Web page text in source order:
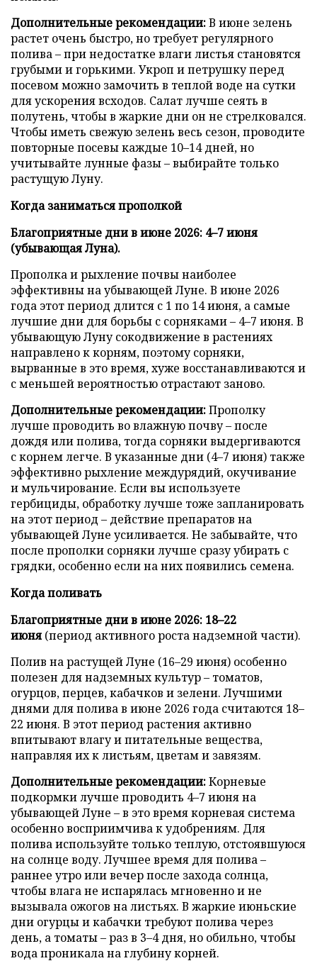
Дополнительные рекомендации:В июне зелень
растет очень быстро, но требует регулярного
полива – при недостатке влаги листья становятся
грубыми и горькими. Укроп и петрушку перед
посевом можно замочить в теплой воде на сутки
для ускорения всходов. Салат лучше сеять в
полутень, чтобы в жаркие дни он не стрелковался.
Чтобы иметь свежую зелень весь сезон, проводите
повторные посевы каждые 10–14 дней, но
учитывайте лунные фазы – выбирайте только
растущую Луну.
Когда заниматься прополкой
Благоприятные дни в июне 2026: 4–7 июня
(убывающая Луна).
Прополка и рыхление почвы наиболее
эффективны на убывающей Луне. В июне 2026
года этот период длится с 1 по 14 июня, а самые
лучшие дни для борьбы с сорняками – 4–7 июня. В
убывающую Луну сокодвижение в растениях
направлено к корням, поэтому сорняки,
вырванные в это время, хуже восстанавливаются и
с меньшей вероятностью отрастают заново.
Дополнительные рекомендации:Прополку
лучше проводить во влажную почву – после
дождя или полива, тогда сорняки выдергиваются
с корнем легче. В указанные дни (4–7 июня) также
эффективно рыхление междурядий, окучивание
и мульчирование. Если вы используете
гербициды, обработку лучше тоже запланировать
на этот период – действие препаратов на
убывающей Луне усиливается. Не забывайте, что
после прополки сорняки лучше сразу убирать с
грядки, особенно если на них появились семена.
Когда поливать
Благоприятные дни в июне 2026: 18–22
июня (период активного роста надземной части).
Полив на растущей Луне (16–29 июня) особенно
полезен для надземных культур – томатов,
огурцов, перцев, кабачков и зелени. Лучшими
днями для полива в июне 2026 года считаются 18–
22 июня. В этот период растения активно
впитывают влагу и питательные вещества,
направляя их к листьям, цветам и завязям.
Дополнительные рекомендации:Корневые
подкормки лучше проводить 4–7 июня на
убывающей Луне – в это время корневая система
особенно восприимчива к удобрениям. Для
полива используйте только теплую, отстоявшуюся
на солнце воду. Лучшее время для полива –
раннее утро или вечер после захода солнца,
чтобы влага не испарялась мгновенно и не
вызывала ожогов на листьях. В жаркие июньские
дни огурцы и кабачки требуют полива через
день, а томаты – раз в 3–4 дня, но обильно, чтобы
вода проникала на глубину корней.